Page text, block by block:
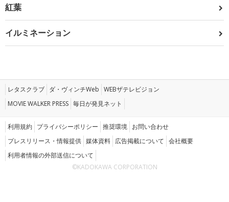
紅葉
イルミネーション
レタスクラブ ダ・ヴィンチWeb WEBザテレビジョン
MOVIE WALKER PRESS 毎日が発見ネット
利用規約 プライバシーポリシー 推奨環境 お問い合わせ
プレスリリース・情報提供 媒体資料 広告掲載について 会社概要
利用者情報の外部送信について
©KADOKAWA CORPORATION